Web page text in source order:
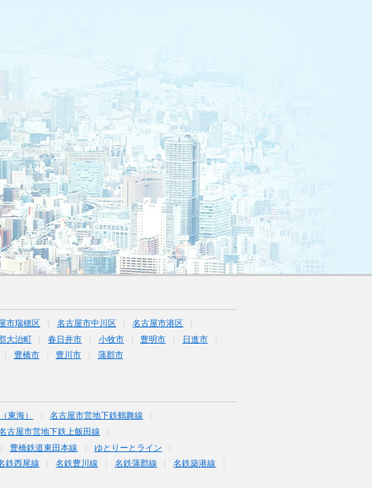
市瑞穂区 名古屋市中川区
名古屋市港区
大治町 春日井市 小牧市 豊明市
日進市
豊橋市 豊川市 蒲郡市
東海）
名古屋市営地下鉄鶴舞線
古屋市営地下鉄上飯田線
豊橋鉄道東田本線
ゆとりーとライン
鉄西尾線 名鉄豊川線 名鉄蒲郡線
名鉄築港線